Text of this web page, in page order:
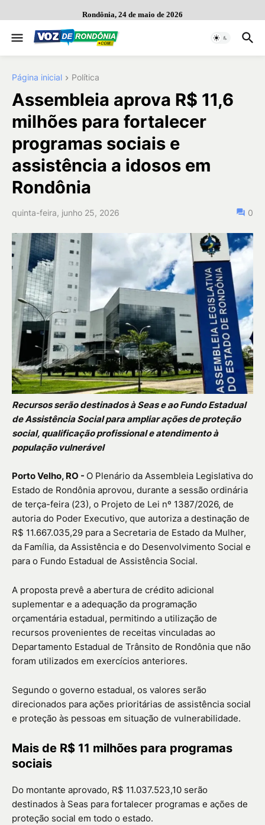
Rondônia, 24 de maio de 2026
Página inicial Política
Assembleia aprova R$ 11,6
milhões para fortalecer
programas sociais e
assistência a idosos em
Rondônia
quinta-feira, junho 25, 2026 0
Recursos serão destinados à Seas e ao Fundo Estadual
de Assistência Social para ampliar ações de proteção
social, qualificação profissional e atendimento à
população vulnerável
Porto Velho, RO - O Plenário da Assembleia Legislativa do
Estado de Rondônia aprovou, durante a sessão ordinária
de terça-feira (23), o Projeto de Lei nº 1387/2026, de
autoria do Poder Executivo, que autoriza a destinação de
R$ 11.667.035,29 para a Secretaria de Estado da Mulher,
da Família, da Assistência e do Desenvolvimento Social e
para o Fundo Estadual de Assistência Social.
A proposta prevê a abertura de crédito adicional
suplementar e a adequação da programação
orçamentária estadual, permitindo a utilização de
recursos provenientes de receitas vinculadas ao
Departamento Estadual de Trânsito de Rondônia que não
foram utilizados em exercícios anteriores.
Segundo o governo estadual, os valores serão
direcionados para ações prioritárias de assistência social
e proteção às pessoas em situação de vulnerabilidade.
Mais de R$ 11 milhões para programas
sociais
Do montante aprovado, R$ 11.037.523,10 serão
destinados à Seas para fortalecer programas e ações de
proteção social em todo o estado.